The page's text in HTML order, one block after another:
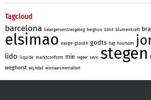
Tagcloud
barcelona belangenverstrengeling berghuis blind blumenkraft
elsimao ewige gloukh godts hag huursom
lido liquide marktconform mie regeer sevic stegen
weghorst wijndal winnaarsmentaliteit